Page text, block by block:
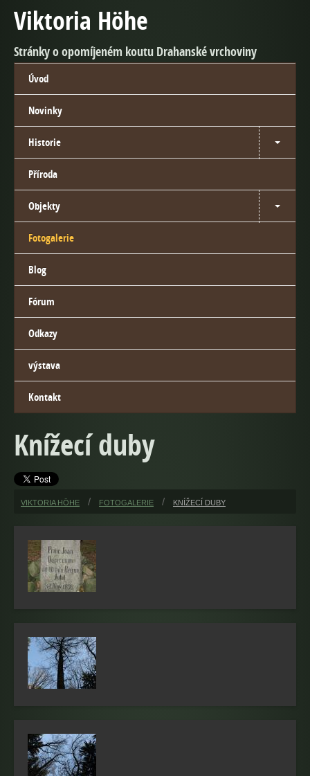
Viktoria Höhe
Stránky o opomíjeném koutu Drahanské vrchoviny
Úvod
Novinky
Historie
Příroda
Objekty
Fotogalerie
Blog
Fórum
Odkazy
výstava
Kontakt
Knížecí duby
VIKTORIA HÖHE FOTOGALERIE KNÍŽECÍ DUBY